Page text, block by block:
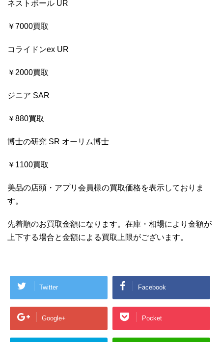
ネストボール UR
￥7000買取
コライドンex UR
￥2000買取
ジニア SAR
￥880買取
博士の研究 SR オーリム博士
￥1100買取
美品の店頭・アプリ会員様の買取価格を表示しておりま
す。
先着順のお買取金額になります。在庫・相場により金額が
上下する場合と金額による買取上限がございます。
Twitter Facebook
Google+ Pocket